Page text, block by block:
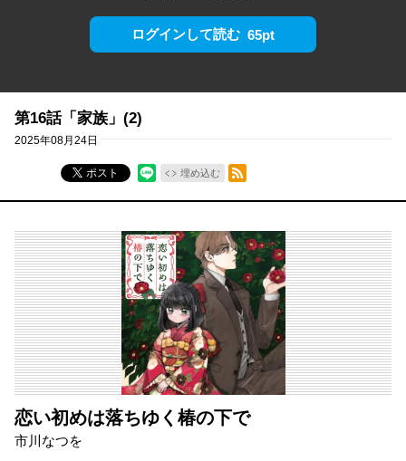
ログインして読む 65pt
第16話「家族」(2)
2025年08月24日
ポスト 埋め込む
RSSフィード
恋い初めは落ちゆく椿の下で
市川なつを